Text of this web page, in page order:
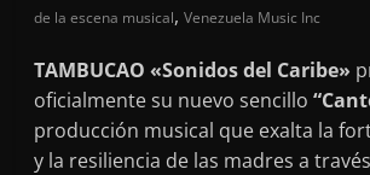
de la escena musical,Venezuela Music Inc
TAMBUCAO «Sonidos del Caribe»
oficialmente su nuevo sencillo
producción musical que exalta la
y la resiliencia de las madres a